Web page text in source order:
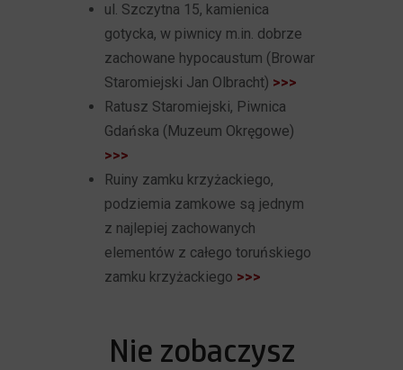
ul. Szczytna 15, kamienica
gotycka, w piwnicy m.in. dobrze
zachowane hypocaustum (Browar
Staromiejski Jan Olbracht) >>>
Ratusz Staromiejski, Piwnica
Gdańska (Muzeum Okręgowe)
>>>
Ruiny zamku krzyżackiego,
podziemia zamkowe są jednym
z najlepiej zachowanych
elementów z całego toruńskiego
zamku krzyżackiego >>>
Nie zobaczysz